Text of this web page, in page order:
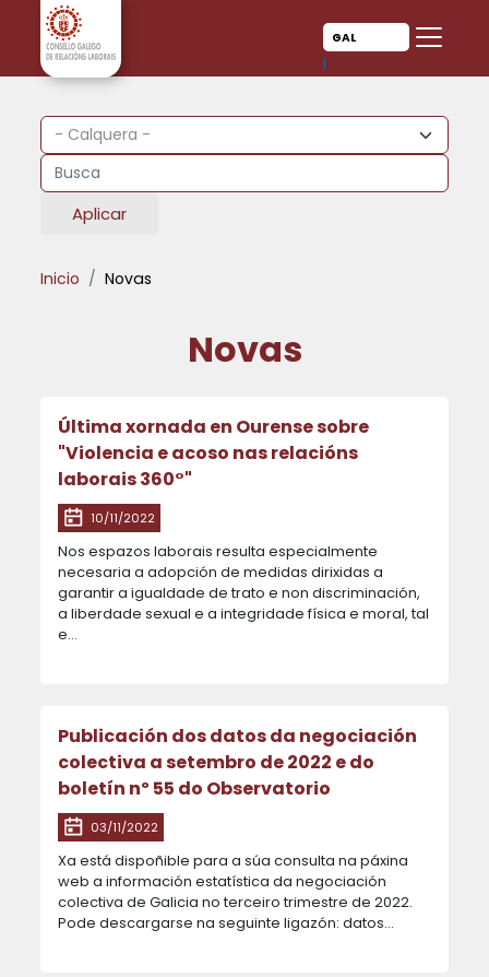
Ir o contido principal
GAL
Aplicar
Inicio Novas
Novas
Última xornada en Ourense sobre
"Violencia e acoso nas relacións
laborais 360°"
10/11/2022
Nos espazos laborais resulta especialmente
necesaria a adopción de medidas dirixidas a
garantir a igualdade de trato e non discriminación,
a liberdade sexual e a integridade física e moral, tal
e…
Publicación dos datos da negociación
colectiva a setembro de 2022 e do
boletín nº 55 do Observatorio
03/11/2022
Xa está dispoñible para a súa consulta na páxina
web a información estatística da negociación
colectiva de Galicia no terceiro trimestre de 2022.
Pode descargarse na seguinte ligazón: datos…